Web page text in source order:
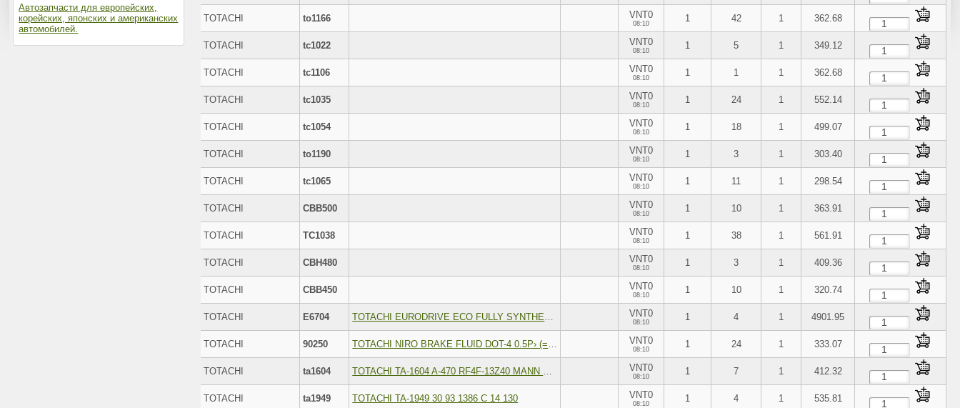
Автозапчасти для европейских,
корейских, японских и американских
автомобилей.
TOTACHI to1166 VNT0
08:10 1 42 1 362.68
TOTACHI tc1022 VNT0
08:10 1 5 1 349.12
TOTACHI tc1106 VNT0
08:10 1 1 1 362.68
TOTACHI tc1035 VNT0
08:10 1 24 1 552.14
TOTACHI tc1054 VNT0
08:10 1 18 1 499.07
TOTACHI to1190 VNT0
08:10 1 3 1 303.40
TOTACHI tc1065 VNT0
08:10 1 11 1 298.54
TOTACHI CBB500 VNT0
08:10 1 10 1 363.91
TOTACHI TC1038 VNT0
08:10 1 38 1 561.91
TOTACHI CBH480 VNT0
08:10 1 3 1 409.36
TOTACHI CBB450 VNT0
08:10 1 10 1 320.74
TOTACHI E6704 TOTACHI EURODRIVE ECO FULLY SYNTHETIC 5W-40 API SP VNT0
08:10 1 4 1 4901.95
TOTACHI 90250 TOTACHI NIRO BRAKE FLUID DOT-4 0.5Р› (= 0,455РљР“) VNT0
08:10 1 24 1 333.07
TOTACHI ta1604 TOTACHI TA-1604 A-470 RF4F-13Z40 MANN C 3233 VNT0
08:10 1 7 1 412.32
TOTACHI ta1949 TOTACHI TA-1949 30 93 1386 C 14 130 VNT0
08:10 1 4 1 535.81